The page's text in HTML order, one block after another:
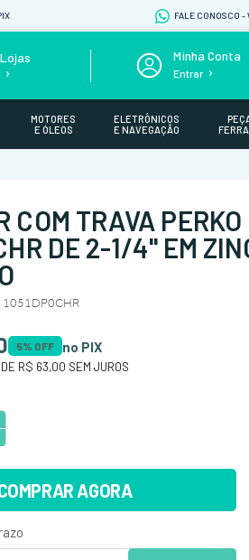
FALE CONOSCO -
Entrar
MOTORES
E ÓLEOS
ELETRÔNICOS
E NAVEGAÇÃO
COM TRAVA PERKO
DE 2-1/4" EM
5% OFF no PIX
R$ 63,00 SEM JUROS
AGORA